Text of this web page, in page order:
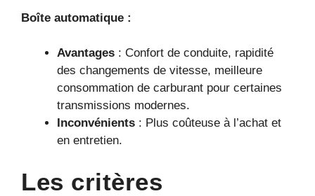
Boîte automatique :
Avantages : Confort de conduite, rapidité
des changements de vitesse, meilleure
consommation de carburant pour certaines
transmissions modernes.
Inconvénients : Plus coûteuse à l’achat et
en entretien.
Les critères